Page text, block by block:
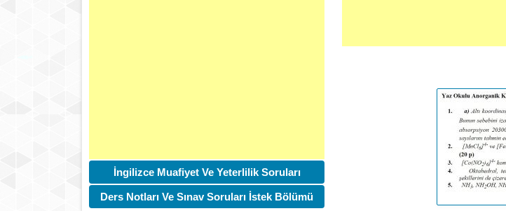
İngilizce Muafiyet Ve Yeterlilik Soruları
Ders Notları Ve Sınav Soruları İstek Bölümü